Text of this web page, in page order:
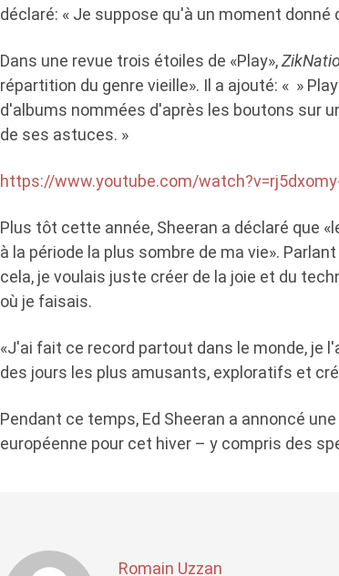
déclaré: « Je suppose qu'à un moment
Dans une revue trois étoiles de «Play»,
répartition du genre vieille». Il a ajouté: « »
d'albums nommées d'après les boutons sur
de ses astuces. »
https://www.youtube.com/
Plus tôt cette année, Sheeran a déclaré que
à la période la plus sombre de ma vie».
cela, je voulais juste créer de la joie et du
où je faisais.
«J'ai fait ce record partout dans le monde, je
des jours les plus amusants, exploratifs et
Pendant ce temps, Ed Sheeran a annoncé
européenne pour cet hiver – y compris des
Romain Uzzan